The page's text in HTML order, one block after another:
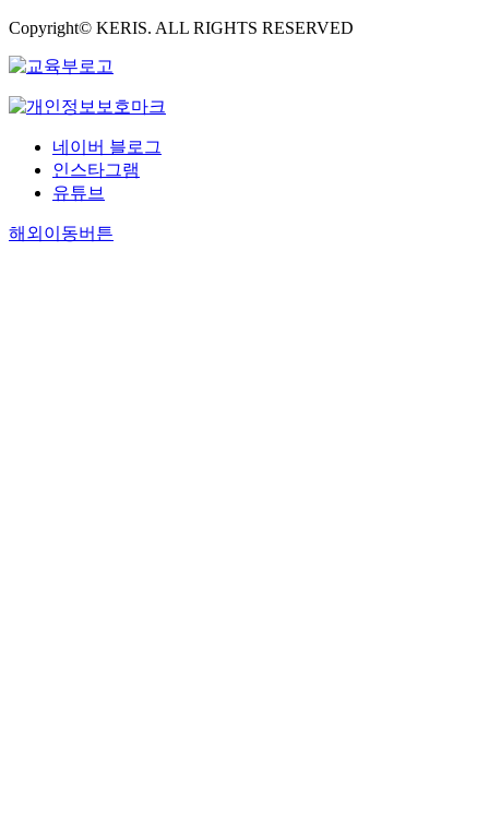
Copyright© KERIS. ALL RIGHTS RESERVED
네이버 블로그
인스타그램
유튜브
해외이동버튼